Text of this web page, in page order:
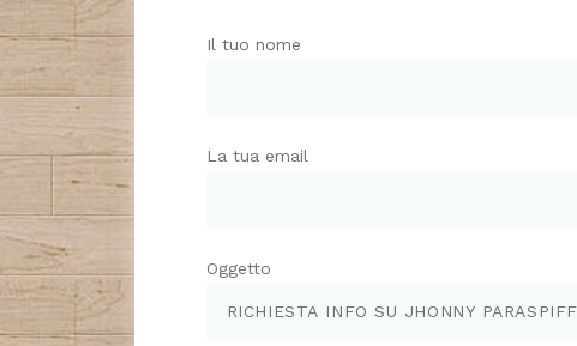
Il tuo nome
La tua email
Oggetto